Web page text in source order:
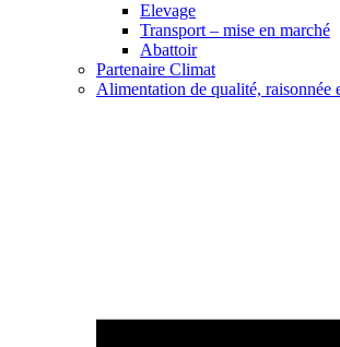
Elevage
Transport – mise en marché
Abattoir
Partenaire Climat
Alimentation de qualité, raisonnée